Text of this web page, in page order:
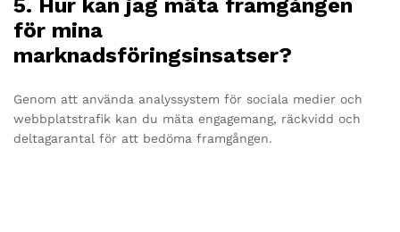
5. Hur kan jag mäta framgången
för mina
marknadsföringsinsatser?
Genom att använda analyssystem för sociala medier och
webbplatstrafik kan du mäta engagemang, räckvidd och
deltagarantal för att bedöma framgången.